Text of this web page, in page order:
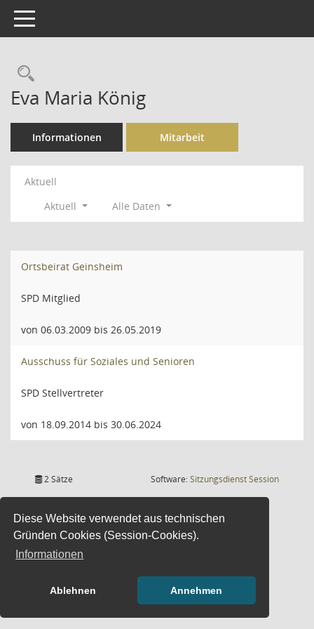
Diese Website verwendet aus technischen
Gründen Cookies (Session-Cookies).
Informationen
Ablehnen Annehmen
Toggle navigation
Rechercheauswahl
Eva Maria König
Informationen Mitarbeit
Aktuell
Aktuell
Alle Daten
Ortsbeirat Geinsheim
SPD Mitglied
von 06.03.2009 bis 26.05.2019
Ausschuss für Soziales und Senioren
SPD Stellvertreter
von 18.09.2014 bis 30.06.2024
2 Sätze Software:SitzungsdienstSession(Wird in